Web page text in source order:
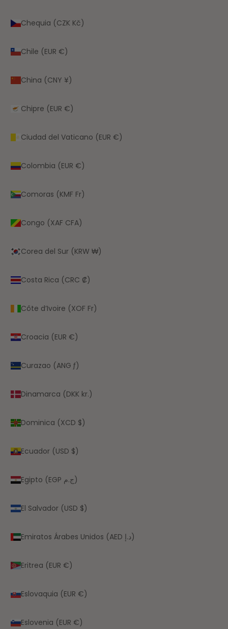
Chequia (CZK Kč)
Chile (EUR €)
China (CNY ¥)
Chipre (EUR €)
Ciudad del Vaticano (EUR €)
Colombia (EUR €)
Comoras (KMF Fr)
Congo (XAF CFA)
Corea del Sur (KRW ₩)
Costa Rica (CRC ₡)
Côte d’Ivoire (XOF Fr)
Croacia (EUR €)
Curazao (ANG ƒ)
Dinamarca (DKK kr.)
Dominica (XCD $)
Ecuador (USD $)
Egipto (EGP ج.م)
El Salvador (USD $)
Emiratos Árabes Unidos (AED د.إ)
Eritrea (EUR €)
Eslovaquia (EUR €)
Eslovenia (EUR €)